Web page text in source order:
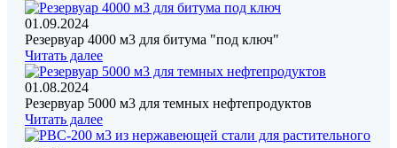
01.09.2024
Резервуар 4000 м3 для битума "под ключ"
Читать далее
01.08.2024
Резервуар 5000 м3 для темных нефтепродуктов
Читать далее